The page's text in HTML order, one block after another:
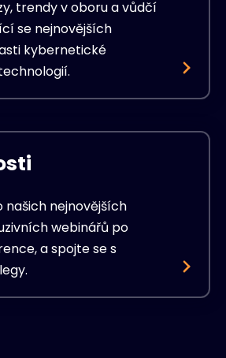
trendy v oboru a vůdčí
se nejnovějších
kybernetické
našich nejnovějších
webinářů po
a spojte se s